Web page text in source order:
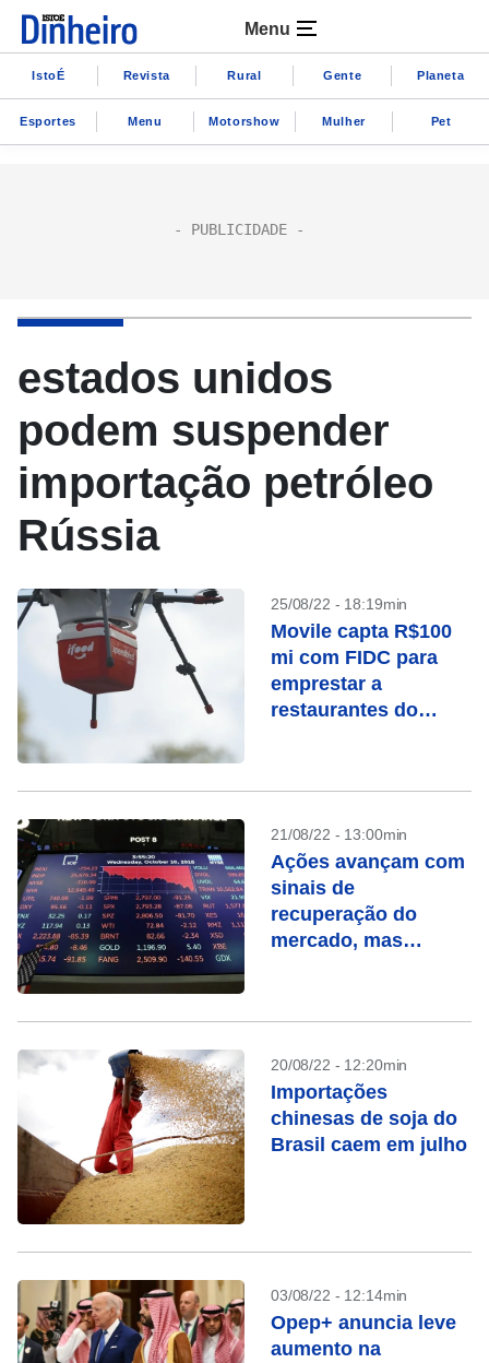
Menu
IstoÉ Revista Rural Gente Planeta
Esportes Menu Motorshow Mulher Pet
estados unidos
podem suspender
importação petróleo
Rússia
25/08/22 - 18:19min
Movile capta R$100
mi com FIDC para
emprestar a
restaurantes do
21/08/22 - 13:00min
Ações avançam com
sinais de
recuperação do
mercado, mas
20/08/22 - 12:20min
Importações
chinesas de soja do
Brasil caem em julho
03/08/22 - 12:14min
Opep+ anuncia leve
aumento na